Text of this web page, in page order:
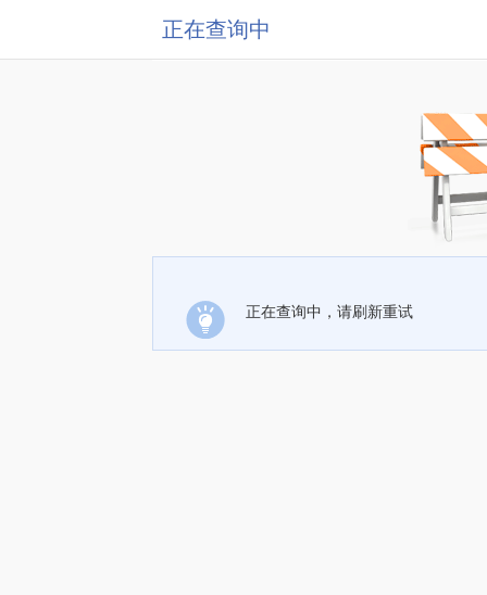
正在查询中
正在查询中，请刷新重试